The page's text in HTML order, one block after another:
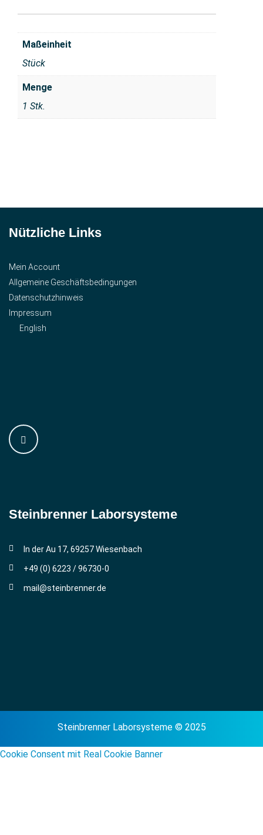
Maßeinheit
Stück
Menge
1 Stk.
Nützliche Links
Mein Account
Allgemeine Geschäftsbedingungen
Datenschutzhinweis
Impressum
English
Steinbrenner ­Laborsysteme
In der Au 17, 69257 Wiesenbach
+49 (0) 6223 / 96730-0
mail@steinbrenner.de
Steinbrenner Laborsysteme © 2025
Cookie Consent mit Real Cookie Banner